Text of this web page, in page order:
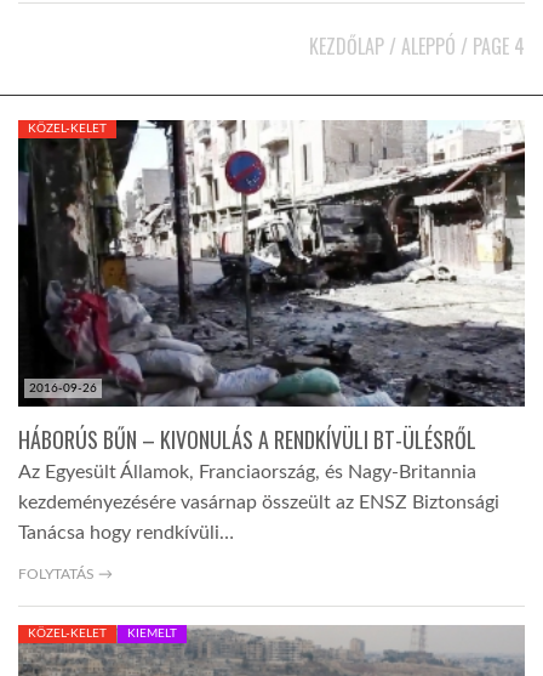
KÖZEL-KELET
AUSZTRÁLIA
A VILÁG ITTHON
GLOBOTV BP
HÍR3D
KEZDŐLAP / ALEPPÓ / PAGE 4
2016-09-26
KÖZEL-KELET
HÁBORÚS BŰN – KIVONULÁS A RENDKÍVÜLI BT-ÜLÉSRŐL
Az Egyesült Államok, Franciaország, és Nagy-Britannia
kezdeményezésére vasárnap összeült az ENSZ Biztonsági
Tanácsa hogy rendkívüli…
FOLYTATÁS →
KÖZEL-KELET KIEMELT